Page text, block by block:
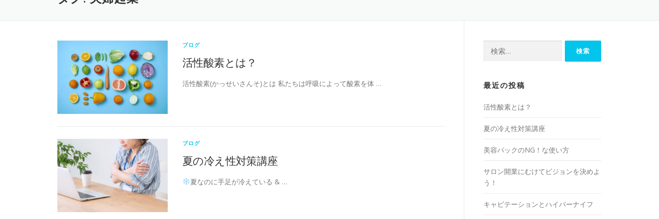
ブログ
活性酸素とは？
活性酸素(かっせいさんそ)とは 私たちは呼吸によって酸素を体 …
ブログ
夏の冷え性対策講座
夏なのに手足が冷えている & …
最近の投稿
活性酸素とは？
夏の冷え性対策講座
美容パックのNG！な使い方
サロン開業にむけてビジョンを決めよ
う！
キャビテーションとハイパーナイフ